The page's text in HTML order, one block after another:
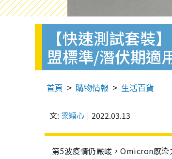
【快速測試套裝
盟標準/潛伏期適
首頁 購物情報 生活百貨
文: 梁穎心 2022.03.13
第5波疫情仍嚴峻，Omicron感